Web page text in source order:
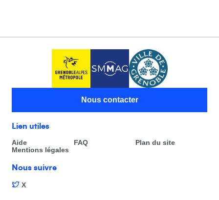
Nous contacter
Lien utiles
Aide FAQ
Plan du site
Mentions légales
Nous suivre
X